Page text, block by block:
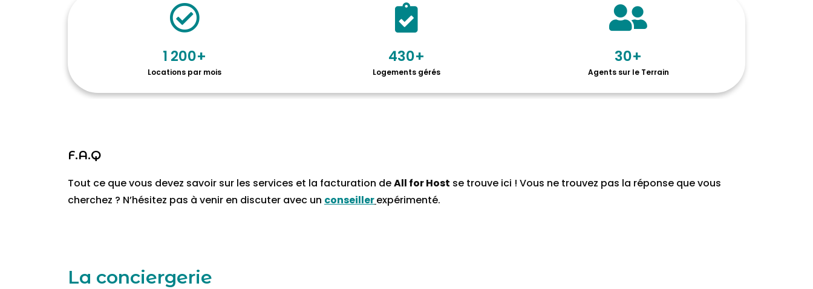
1 200+
Locations par mois
430+
Logements gérés
30+
Agents sur le Terrain
F.A.Q
Tout ce que vous devez savoir sur les services et la facturation deAll for Host se trouve ici ! Vous ne trouvez pas la réponse que vous
cherchez ? N’hésitez pas à venir en discuter avec un conseillerexpérimenté.
La conciergerie